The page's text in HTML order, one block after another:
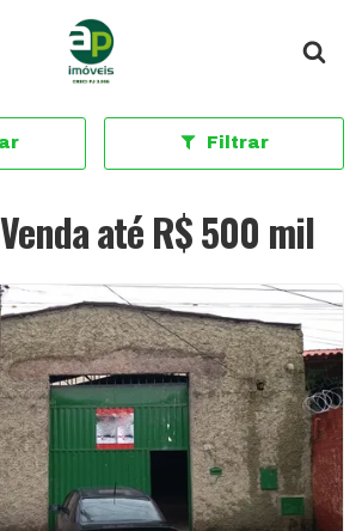
Página inicial
Filtrar
até R$ 500 mil